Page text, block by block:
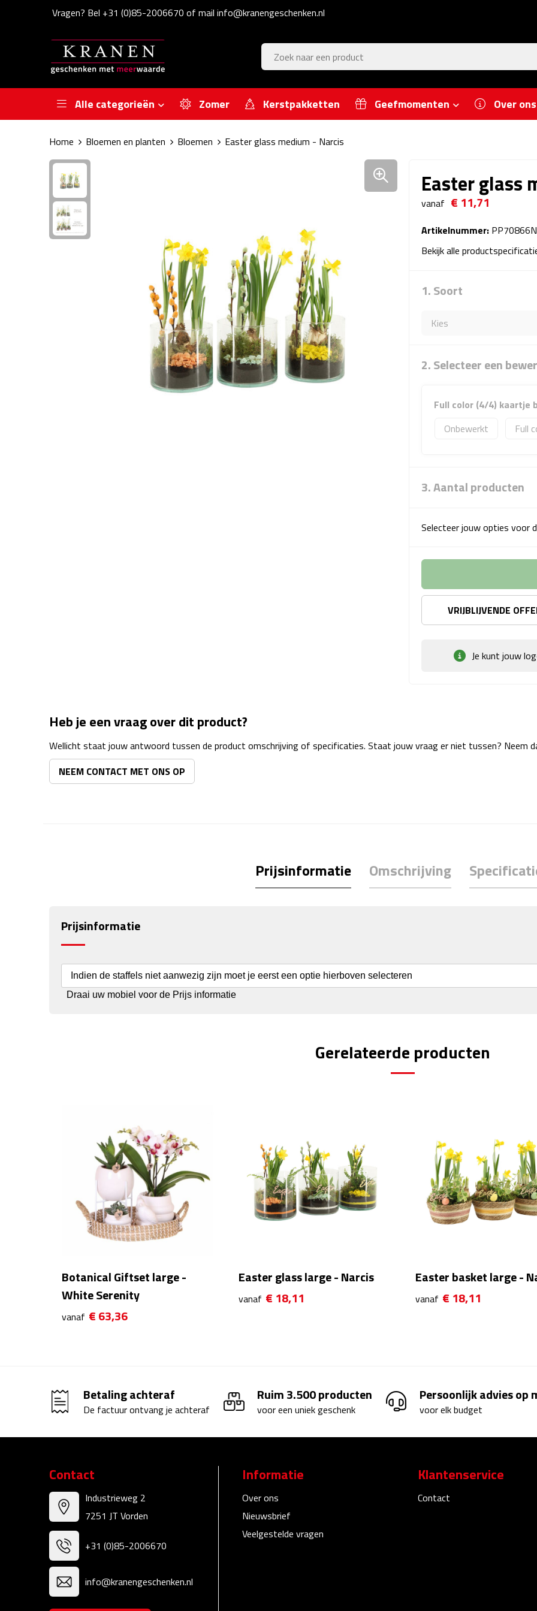
Vragen? Bel +31 (0)85-2006670 of mail info@kranengeschenken.nl
Alle categorieën Zomer Kerstpakketten Geefmomenten Over ons
Home Bloemen en planten Bloemen Easter glass medium - Narcis
Easter glass
vanaf € 11,71
Artikelnummer:
Bekijk alle
1. Soort
2. Selecteer een
Full color (4/4) kaartje
Onbewerkt
Full
3. Aantal producten
Selecteer jouw opties voor
VRIJBLIJVENDE
Je kunt jouw
Heb je een vraag over dit product?
Wellicht staat jouw antwoord tussen de product omschrijving of specificaties. Staat jouw vraag er niet tussen? Neem
NEEM CONTACT MET ONS OP
Prijsinformatie Omschrijving
Prijsinformatie
Indien de staffels niet aanwezig zijn moet je eerst een optie hierboven selecteren
Draai uw mobiel voor de Prijs informatie
Gerelateerde producten
Botanical Giftset large -
White Serenity
vanaf € 63,36
Easter glass large - Narcis
vanaf € 18,11
Easter basket large -
vanaf € 18,11
Betaling achteraf
De factuur ontvang je achteraf
Ruim 3.500 producten
voor een uniek geschenk
Persoonlijk advies op
voor elk budget
Contact
Industrieweg 2
7251 JT Vorden
+31 (0)85-2006670
info@kranengeschenken.nl
Informatie
Over ons
Nieuwsbrief
Veelgestelde vragen
Klantenservice
Contact